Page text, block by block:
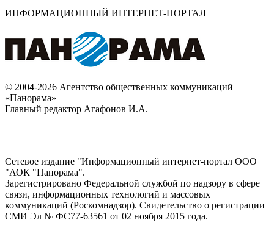
ИНФОРМАЦИОННЫЙ ИНТЕРНЕТ-ПОРТАЛ
© 2004-2026 Агентство общественных коммуникаций
«Панорама»
Главный редактор Агафонов И.А.
Сетевое издание "Информационный интернет-портал ООО
"АОК "Панорама".
Зарегистрировано Федеральной службой по надзору в сфере
связи, информационных технологий и массовых
коммуникаций (Роскомнадзор). Cвидетельство о регистрации
СМИ Эл № ФС77-63561 от 02 ноября 2015 года.